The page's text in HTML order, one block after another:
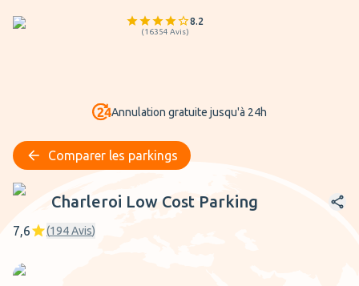
8.2
(16354 Avis)
Annulation gratuite jusqu'à 24h
Comparer les parkings
Charleroi Low Cost Parking
Charleroi Low Cost Parking
7,6 (194Avis)